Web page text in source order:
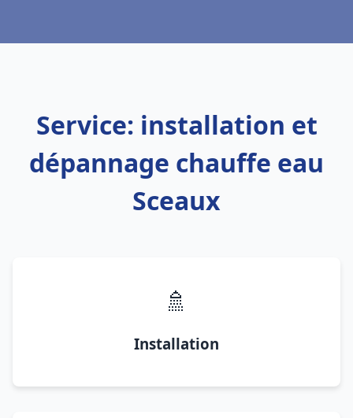
Service: installation et
dépannage chauffe eau
Sceaux
🚿
Installation